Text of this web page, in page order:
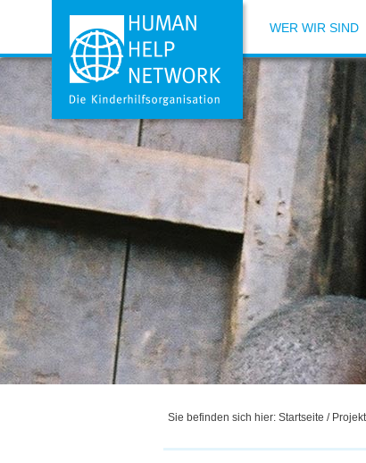
WER WIR SIND
Sie befinden sich hier: Startseite /